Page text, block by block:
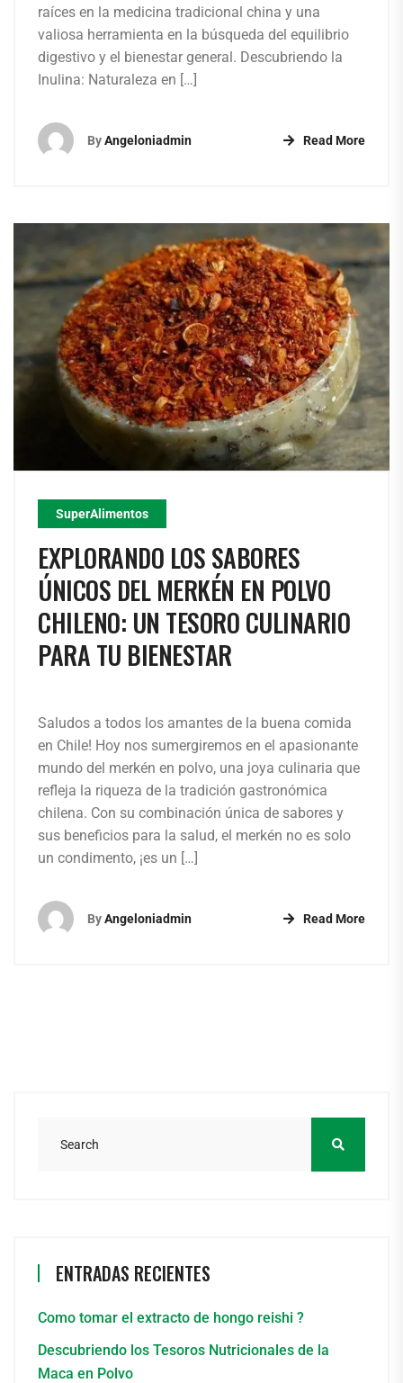
raíces en la medicina tradicional china y una
valiosa herramienta en la búsqueda del equilibrio
digestivo y el bienestar general. Descubriendo la
Inulina: Naturaleza en […]
ByAngeloniadmin Read More
SuperAlimentos
EXPLORANDO LOS SABORES
ÚNICOS DEL MERKÉN EN POLVO
CHILENO: UN TESORO CULINARIO
PARA TU BIENESTAR
Saludos a todos los amantes de la buena comida
en Chile! Hoy nos sumergiremos en el apasionante
mundo del merkén en polvo, una joya culinaria que
refleja la riqueza de la tradición gastronómica
chilena. Con su combinación única de sabores y
sus beneficios para la salud, el merkén no es solo
un condimento, ¡es un […]
ByAngeloniadmin Read More
ENTRADAS RECIENTES
Como tomar el extracto de hongo reishi ?
Descubriendo los Tesoros Nutricionales de la
Maca en Polvo